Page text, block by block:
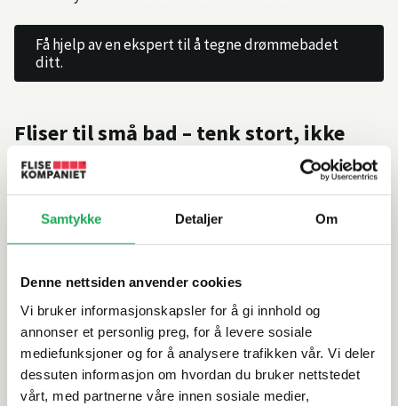
Samtykke Detaljer Om
Denne nettsiden anvender cookies
Vi bruker informasjonskapsler for å gi innhold og
annonser et personlig preg, for å levere sosiale
mediefunksjoner og for å analysere trafikken vår. Vi deler
dessuten informasjon om hvordan du bruker nettstedet
vårt, med partnerne våre innen sosiale medier,
Få hjelp av en ekspert til å tegne drømmebadet
ditt.
Fliser til små bad – tenk stort, ikke
smått
Flisvalg er noe av det som påvirker romfølelsen mest.
Ifølge Marianne forteller at mange tror de må velge små
et større rom, fordi du får færre fuger og mer ro i
uttrykket til rommet. Et godt tips er å legge 60x60 cm
fliser, forteller hun.
Mørkt eller lyst på et lite bad?
Kule små bad kommer i både lyse og mørke varianter –